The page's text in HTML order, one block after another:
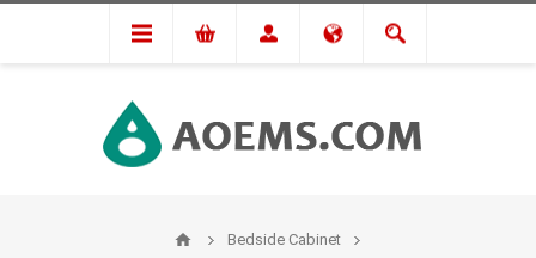
Bedside Cabinet